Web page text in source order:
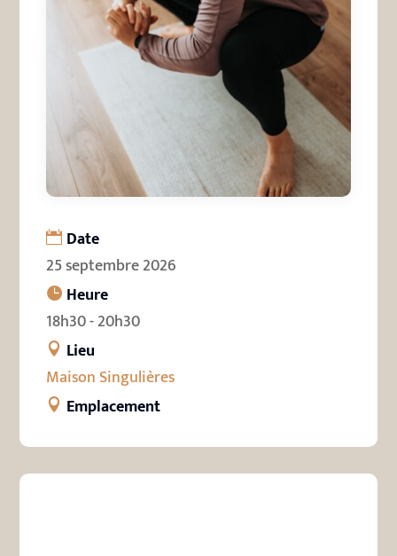
Date
25 septembre 2026
Heure
18h30 - 20h30
Lieu
Maison Singulières
Emplacement